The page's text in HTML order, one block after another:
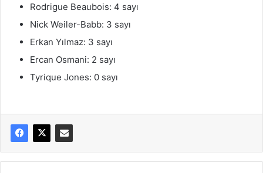
Rodrigue Beaubois: 4 sayı
Nick Weiler-Babb: 3 sayı
Erkan Yılmaz: 3 sayı
Ercan Osmani: 2 sayı
Tyrique Jones: 0 sayı